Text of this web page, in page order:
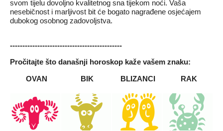
svom tijelu dovoljno kvalitetnog sna tijekom noći. Vaša
nesebičnost i marljivost bit će bogato nagrađene osjećajem
dubokog osobnog zadovoljstva.
---------------------------------------------
Pročitajte što današnji horoskop kaže vašem znaku:
OVAN
BIK BLIZANCI RAK